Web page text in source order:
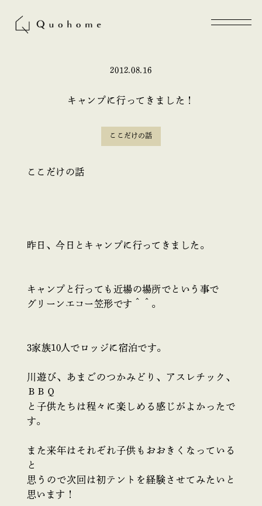
2012.08.16
キャンプに行ってきました！
ここだけの話
ここだけの話
昨日、今日とキャンプに行ってきました。
キャンプと行っても近場の場所でという事で
グリーンエコー笠形です＾＾。
3家族10人でロッジに宿泊です。
川遊び、あまごのつかみどり、アスレチック、
ＢＢＱ
と子供たちは程々に楽しめる感じがよかったで
す。
また来年はそれぞれ子供もおおきくなっている
と
思うので次回は初テントを経験させてみたいと
思います！